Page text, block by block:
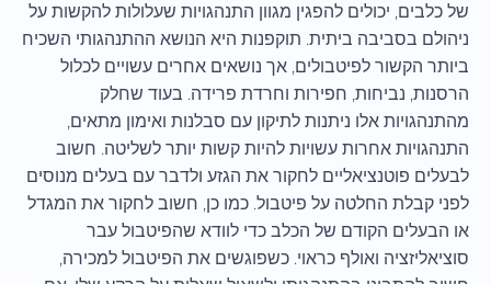
של כלבים, יכולים להפגין מגוון התנהגויות שעלולות להקשות על
ניהולם בסביבה ביתית. תוקפנות היא הנושא ההתנהגותי השכיח
ביותר הקשור לפיטבולים, אך נושאים אחרים עשויים לכלול
הרסנות, נביחות, חפירות וחרדת פרידה. בעוד שחלק
מהתנהגויות אלו ניתנות לתיקון עם סבלנות ואימון מתאים,
התנהגויות אחרות עשויות להיות קשות יותר לשליטה. חשוב
לבעלים פוטנציאליים לחקור את הגזע ולדבר עם בעלים מנוסים
לפני קבלת החלטה על פיטבול. כמו כן, חשוב לחקור את המגדל
או הבעלים הקודם של הכלב כדי לוודא שהפיטבול עבר
סוציאליזציה ואולף כראוי. כשפוגשים את הפיטבול למכירה,